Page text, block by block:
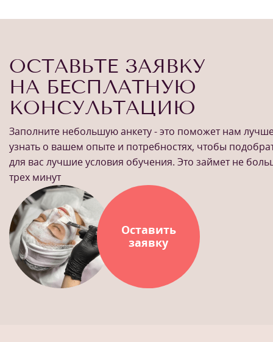
ОСТАВЬТЕ ЗАЯВКУ
НА БЕСПЛАТНУЮ
КОНСУЛЬТАЦИЮ
Заполните небольшую анкету - это поможет нам
узнать о вашем опыте и потребностях, чтобы
для вас лучшие условия обучения. Это займет не
трех минут
Оставить
заявку